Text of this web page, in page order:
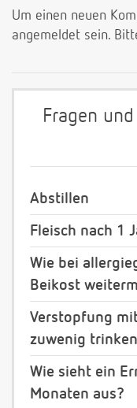
Um einen neuen
angemeldet sein.
Fragen
Abstillen
Fleisch nach 1
Wie bei
Beikost
Verstopfung
zuwenig
Wie sieht ein
Monaten aus?